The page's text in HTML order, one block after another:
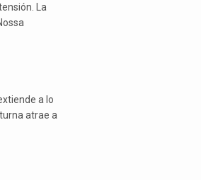
La
a lo
atrae a